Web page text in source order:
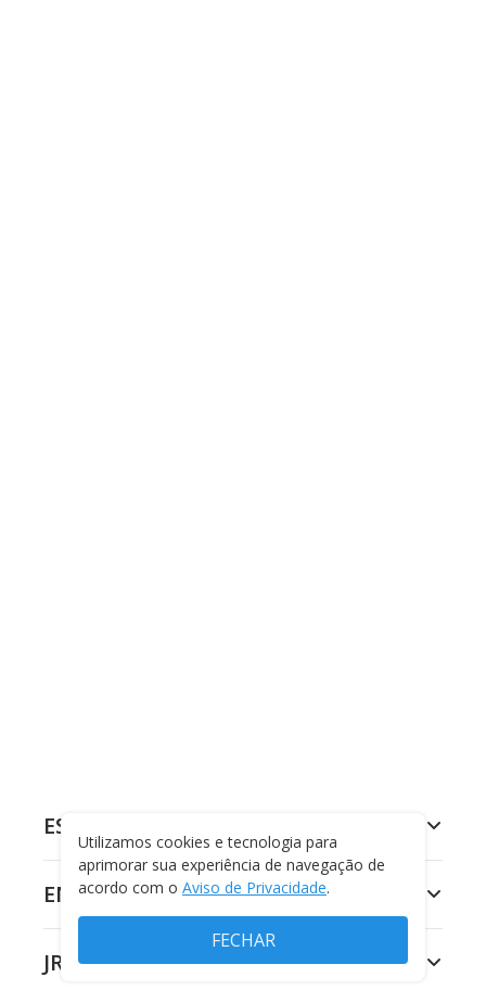
ESPORTES
ENTRETENIMENTO
JR 24H
Utilizamos cookies e tecnologia para
aprimorar sua experiência de navegação de
acordo com o Aviso de Privacidade.
FECHAR